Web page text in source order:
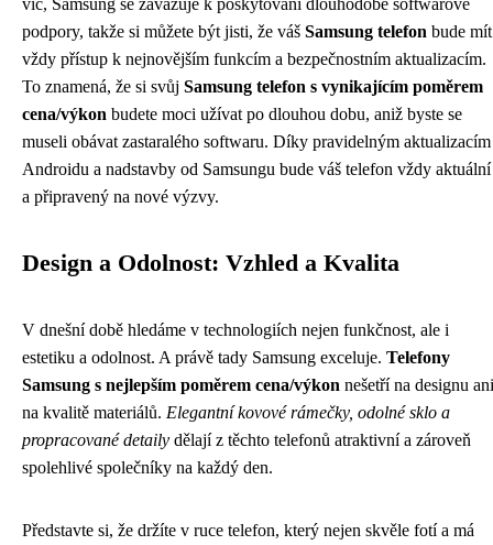
víc, Samsung se zavazuje k poskytování dlouhodobé softwarové
podpory, takže si můžete být jisti, že váš Samsung telefon bude mít
vždy přístup k nejnovějším funkcím a bezpečnostním aktualizacím.
To znamená, že si svůj Samsung telefon s vynikajícím poměrem
cena/výkon budete moci užívat po dlouhou dobu, aniž byste se
museli obávat zastaralého softwaru. Díky pravidelným aktualizacím
Androidu a nadstavby od Samsungu bude váš telefon vždy aktuální
a připravený na nové výzvy.
Design a Odolnost: Vzhled a Kvalita
V dnešní době hledáme v technologiích nejen funkčnost, ale i
estetiku a odolnost. A právě tady Samsung exceluje. Telefony
Samsung s nejlepším poměrem cena/výkon nešetří na designu ani
na kvalitě materiálů. Elegantní kovové rámečky, odolné sklo a
propracované detaily dělají z těchto telefonů atraktivní a zároveň
spolehlivé společníky na každý den.
Představte si, že držíte v ruce telefon, který nejen skvěle fotí a má